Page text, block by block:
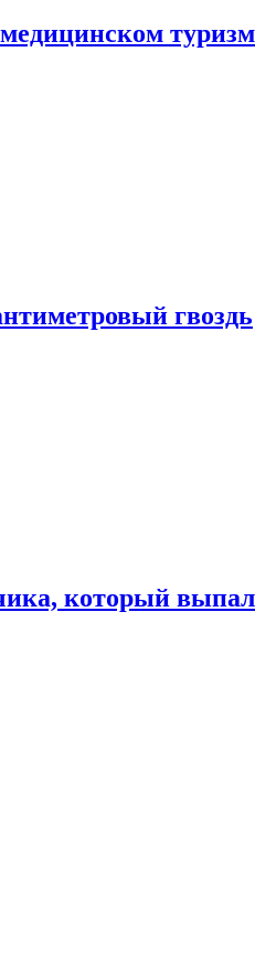
гвоздь
который